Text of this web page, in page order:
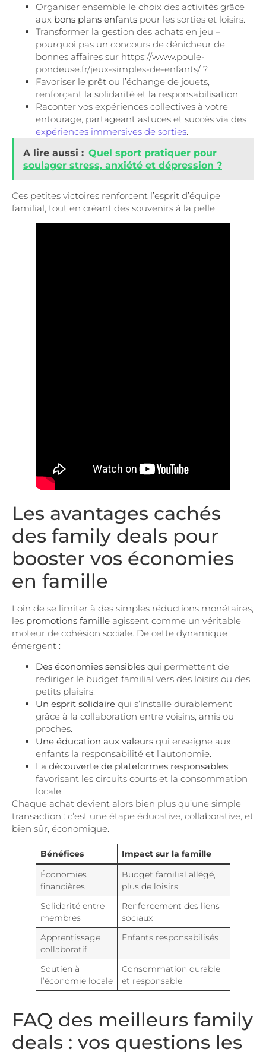
Organiser ensemble le choix des activités grâce
aux bons plans enfants pour les sorties et loisirs.
Transformer la gestion des achats en jeu –
pourquoi pas un concours de dénicheur de
bonnes affaires sur https://www.poule-
pondeuse.fr/jeux-simples-de-enfants/ ?
Favoriser le prêt ou l’échange de jouets,
renforçant la solidarité et la responsabilisation.
Raconter vos expériences collectives à votre
entourage, partageant astuces et succès via des
expériences immersives de sorties.
A lire aussi : Quel sport pratiquer pour
soulager stress, anxiété et dépression ?
Ces petites victoires renforcent l’esprit d’équipe
familial, tout en créant des souvenirs à la pelle.
Les avantages cachés
des family deals pour
booster vos économies
en famille
Loin de se limiter à des simples réductions monétaires,
les promotions famille agissent comme un véritable
moteur de cohésion sociale. De cette dynamique
émergent :
Des économies sensibles qui permettent de
rediriger le budget familial vers des loisirs ou des
petits plaisirs.
Un esprit solidaire qui s’installe durablement
grâce à la collaboration entre voisins, amis ou
proches.
Une éducation aux valeurs qui enseigne aux
enfants la responsabilité et l’autonomie.
La découverte de plateformes responsables
favorisant les circuits courts et la consommation
locale.
Chaque achat devient alors bien plus qu’une simple
transaction : c’est une étape éducative, collaborative, et
bien sûr, économique.
Bénéfices Impact sur la famille
Économies
financières
Budget familial allégé,
plus de loisirs
Solidarité entre
membres
Renforcement des liens
sociaux
Apprentissage
collaboratif
Enfants responsabilisés
Soutien à
l’économie locale
Consommation durable
et responsable
FAQ des meilleurs family
deals : vos questions les